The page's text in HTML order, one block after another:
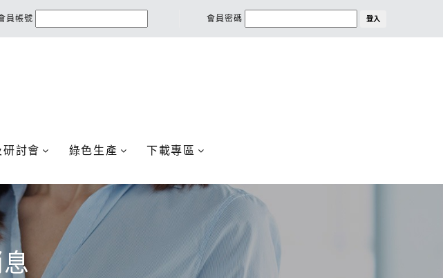
員帳號 會員密碼 登入
研討會 綠色生產 下載專區